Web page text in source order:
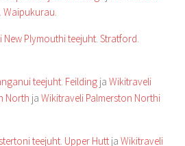
. Waipukurau.
New Plymouthi teejuht. Stratford.
teejuht. Feilding ja Wikitraveli
North ja Wikitraveli Palmerston Northi
teejuht. Upper Hutt ja Wikitraveli